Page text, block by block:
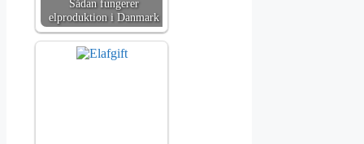
Sådan fungerer
elproduktion i Danmark